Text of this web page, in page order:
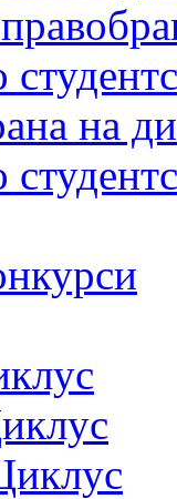
на